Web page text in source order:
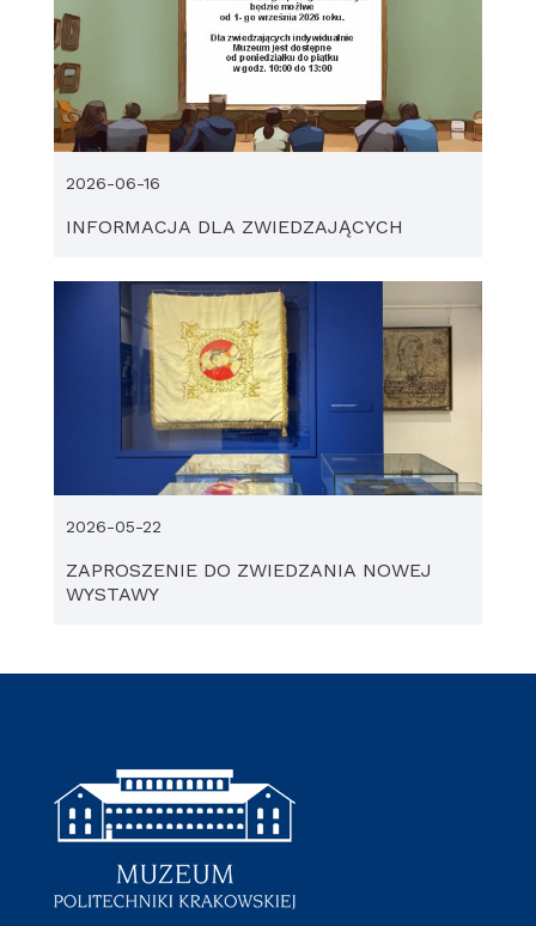
INFORMACJA DLA ZWIEDZAJĄCYCH
2026-06-16
ZAPROSZENIE DO ZWIEDZANIA NOWEJ
WYSTAWY
2026-05-22